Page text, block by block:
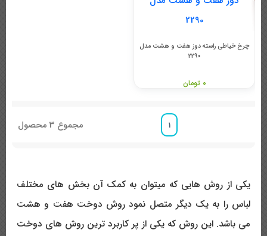
چرخ خیاطی راسته دوز هفت و هشت مدل
2290
0 تومان
1 مجموع 3 محصول
یکی از روش هایی که میتوان به کمک آن بخش های مختلف
لباس را به یک دیگر متصل نمود روش دوخت هفت و هشت
می باشد. این روش که یکی از پر کاربرد ترین روش های دوخت